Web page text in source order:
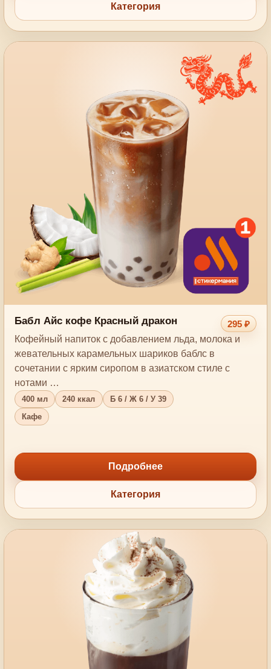
Категория
Бабл Айс кофе Красный дракон
295 ₽
Кофейный напиток с добавлением льда, молока и
жевательных карамельных шариков баблс в
сочетании с ярким сиропом в азиатском стиле с
нотами …
400 мл 240 ккал
Б 6 / Ж 6 / У 39
Кафе
Подробнее
Категория